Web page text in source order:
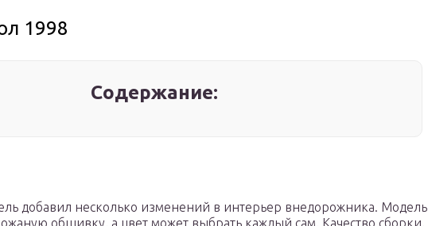
1998
Содержание:
добавил несколько изменений в интерьер внедорожника. Модель
обшивку, а цвет может выбрать каждый сам. Качество сборки,